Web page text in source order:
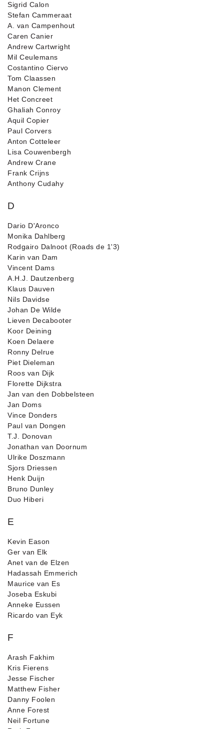
Sigrid Calon
Stefan Cammeraat
A. van Campenhout
Caren Canier
Andrew Cartwright
Mil Ceulemans
Costantino Ciervo
Tom Claassen
Manon Clement
Het Concreet
Ghaliah Conroy
Aquil Copier
Paul Corvers
Anton Cotteleer
Lisa Couwenbergh
Andrew Crane
Frank Crijns
Anthony Cudahy
D
Dario D'Aronco
Monika Dahlberg
Rodgairo Dalnoot (Roads de 1'3)
Karin van Dam
Vincent Dams
A.H.J. Dautzenberg
Klaus Dauven
Nils Davidse
Johan De Wilde
Lieven Decabooter
Koor Deining
Koen Delaere
Ronny Delrue
Piet Dieleman
Roos van Dijk
Florette Dijkstra
Jan van den Dobbelsteen
Jan Doms
Vince Donders
Paul van Dongen
T.J. Donovan
Jonathan van Doornum
Ulrike Doszmann
Sjors Driessen
Henk Duijn
Bruno Dunley
Duo Hiberi
E
Kevin Eason
Ger van Elk
Anet van de Elzen
Hadassah Emmerich
Maurice van Es
Joseba Eskubi
Anneke Eussen
Ricardo van Eyk
F
Arash Fakhim
Kris Fierens
Jesse Fischer
Matthew Fisher
Danny Foolen
Anne Forest
Neil Fortune